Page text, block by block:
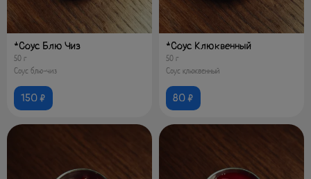
*Соус Блю Чиз
50 г
Соус блю-чиз
150 ₽
*Соус Клюквенный
50 г
Соус клюквенный
80 ₽